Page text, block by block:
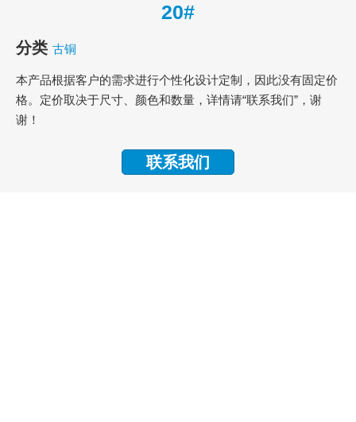
20#
分类 古铜
本产品根据客户的需求进行个性化设计定制，因此没有固定价
格。定价取决于尺寸、颜色和数量，详情请“联系我们”，谢
谢！
联系我们